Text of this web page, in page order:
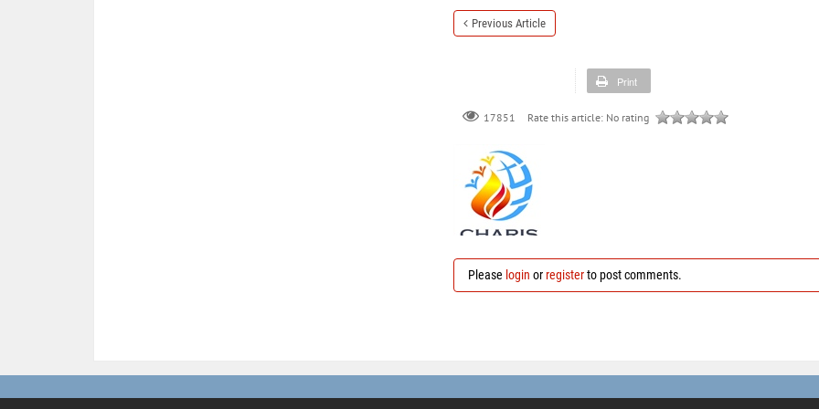
Previous Article
Print
17851 Rate this article: No rating
Please login orregisterto post comments.